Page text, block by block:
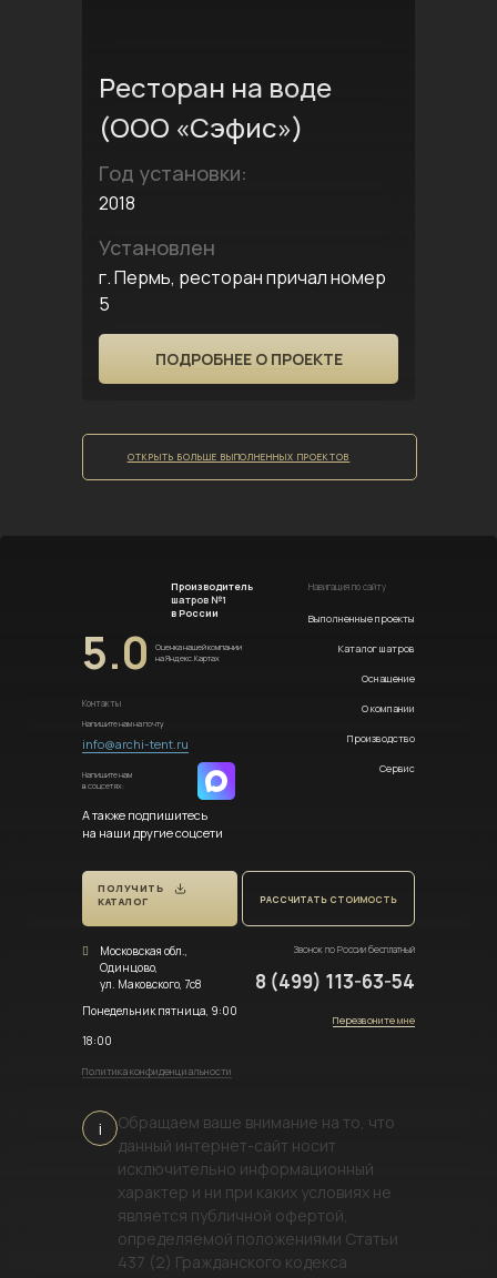
Ресторан на воде
(ООО «Сэфис»)
Год установки:
2018
Установлен
г. Пермь, ресторан причал номер
5
ПОДРОБНЕЕ О ПРОЕКТЕ
ОТКРЫТЬ БОЛЬШЕ ВЫПОЛНЕННЫХ ПРОЕКТОВ
Производитель
шатров №1
в России
5.0
Оценка нашей компании
на Яндекс.Картах
Контакты
Напишите нам на почту
info@archi-tent.ru
Напишите нам
в соцсетях:
А также подпишитесь
на наши другие соцсети
Навигация по сайту
Выполненные проекты
Каталог шатров
Оснащение
О компании
Производство
Сервис
ПОЛУЧИТЬ
КАТАЛОГ
РАССЧИТАТЬ СТОИМОСТЬ
Московская обл.,
Одинцово,
ул. Маковского, 7с8
Понедельник пятница, 9:00
18:00
Политика конфиденциальности
Звонок по России бесплатный
8 (499) 113-63-54
Перезвоните мне
i
Обращаем ваше внимание на то, что
данный интернет-сайт носит
исключительно информационный
характер и ни при каких условиях не
является публичной офертой,
определяемой положениями Статьи
437 (2) Гражданского кодекса